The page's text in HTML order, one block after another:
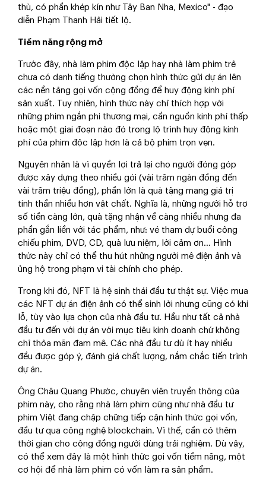
thù, có phần khép kín như Tây Ban Nha, Mexico" - đạo
diễn Phạm Thanh Hải tiết lộ.
Tiềm năng rộng mở
Trước đây, nhà làm phim độc lập hay nhà làm phim trẻ
chưa có danh tiếng thường chọn hình thức gửi dự án lên
các nền tảng gọi vốn cộng đồng để huy động kinh phí
sản xuất. Tuy nhiên, hình thức này chỉ thích hợp với
những phim ngắn phi thương mại, cần nguồn kinh phí thấp
hoặc một giai đoạn nào đó trong lộ trình huy động kinh
phí của phim độc lập hơn là cả bộ phim trọn vẹn.
Nguyên nhân là vì quyền lợi trả lại cho người đóng góp
được xây dựng theo nhiều gói (vài trăm ngàn đồng đến
vài trăm triệu đồng), phần lớn là quà tặng mang giá trị
tinh thần nhiều hơn vật chất. Nghĩa là, những người hỗ trợ
số tiền càng lớn, quà tặng nhận về càng nhiều nhưng đa
phần gắn liền với tác phẩm, như: vé tham dự buổi công
chiếu phim, DVD, CD, quà lưu niệm, lời cảm ơn... Hình
thức này chỉ có thể thu hút những người mê điện ảnh và
ủng hộ trong phạm vi tài chính cho phép.
Trong khi đó, NFT là hệ sinh thái đầu tư thật sự. Việc mua
các NFT dự án điện ảnh có thể sinh lời nhưng cũng có khi
lỗ, tùy vào lựa chọn của nhà đầu tư. Hầu như tất cả nhà
đầu tư đến với dự án với mục tiêu kinh doanh chứ không
chỉ thỏa mãn đam mê. Các nhà đầu tư dù ít hay nhiều
đều được góp ý, đánh giá chất lượng, nắm chắc tiến trình
dự án.
Ông Châu Quang Phước, chuyên viên truyền thông của
phim này, cho rằng nhà làm phim cũng như nhà đầu tư
phim Việt đang chập chững tiếp cận hình thức gọi vốn,
đầu tư qua công nghệ blockchain. Vì thế, cần có thêm
thời gian cho cộng đồng người dùng trải nghiệm. Dù vậy,
có thể xem đây là một hình thức gọi vốn tiềm năng, một
cơ hội để nhà làm phim có vốn làm ra sản phẩm.